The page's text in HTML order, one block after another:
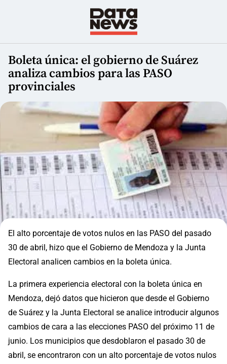
Boleta única: el gobierno de Suárez
analiza cambios para las PASO
provinciales
El alto porcentaje de votos nulos en las PASO del pasado
30 de abril, hizo que el Gobierno de Mendoza y la Junta
Electoral analicen cambios en la boleta única.
La primera experiencia electoral con la boleta única en
Mendoza, dejó datos que hicieron que desde el Gobierno
de Suárez y la Junta Electoral se analice introducir algunos
cambios de cara a las elecciones PASO del próximo 11 de
junio. Los municipios que desdoblaron el pasado 30 de
abril, se encontraron con un alto porcentaje de votos nulos